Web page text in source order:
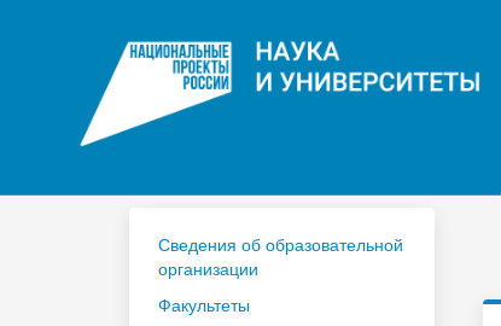
Расписание
Год педагога и наставника 2023
Сведения об образовательной
организации
Факультеты